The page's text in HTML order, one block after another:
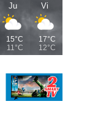
Ju
15°C
11°C
Vi
17°C
12°C